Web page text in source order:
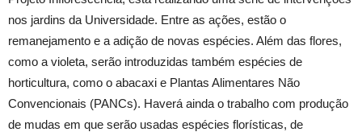
nos jardins da Universidade. Entre as ações, estão o
remanejamento e a adição de novas espécies. Além das flores,
como a violeta, serão introduzidas também espécies de
horticultura, como o abacaxi e Plantas Alimentares Não
Convencionais (PANCs). Haverá ainda o trabalho com produção
de mudas em que serão usadas espécies florísticas, de